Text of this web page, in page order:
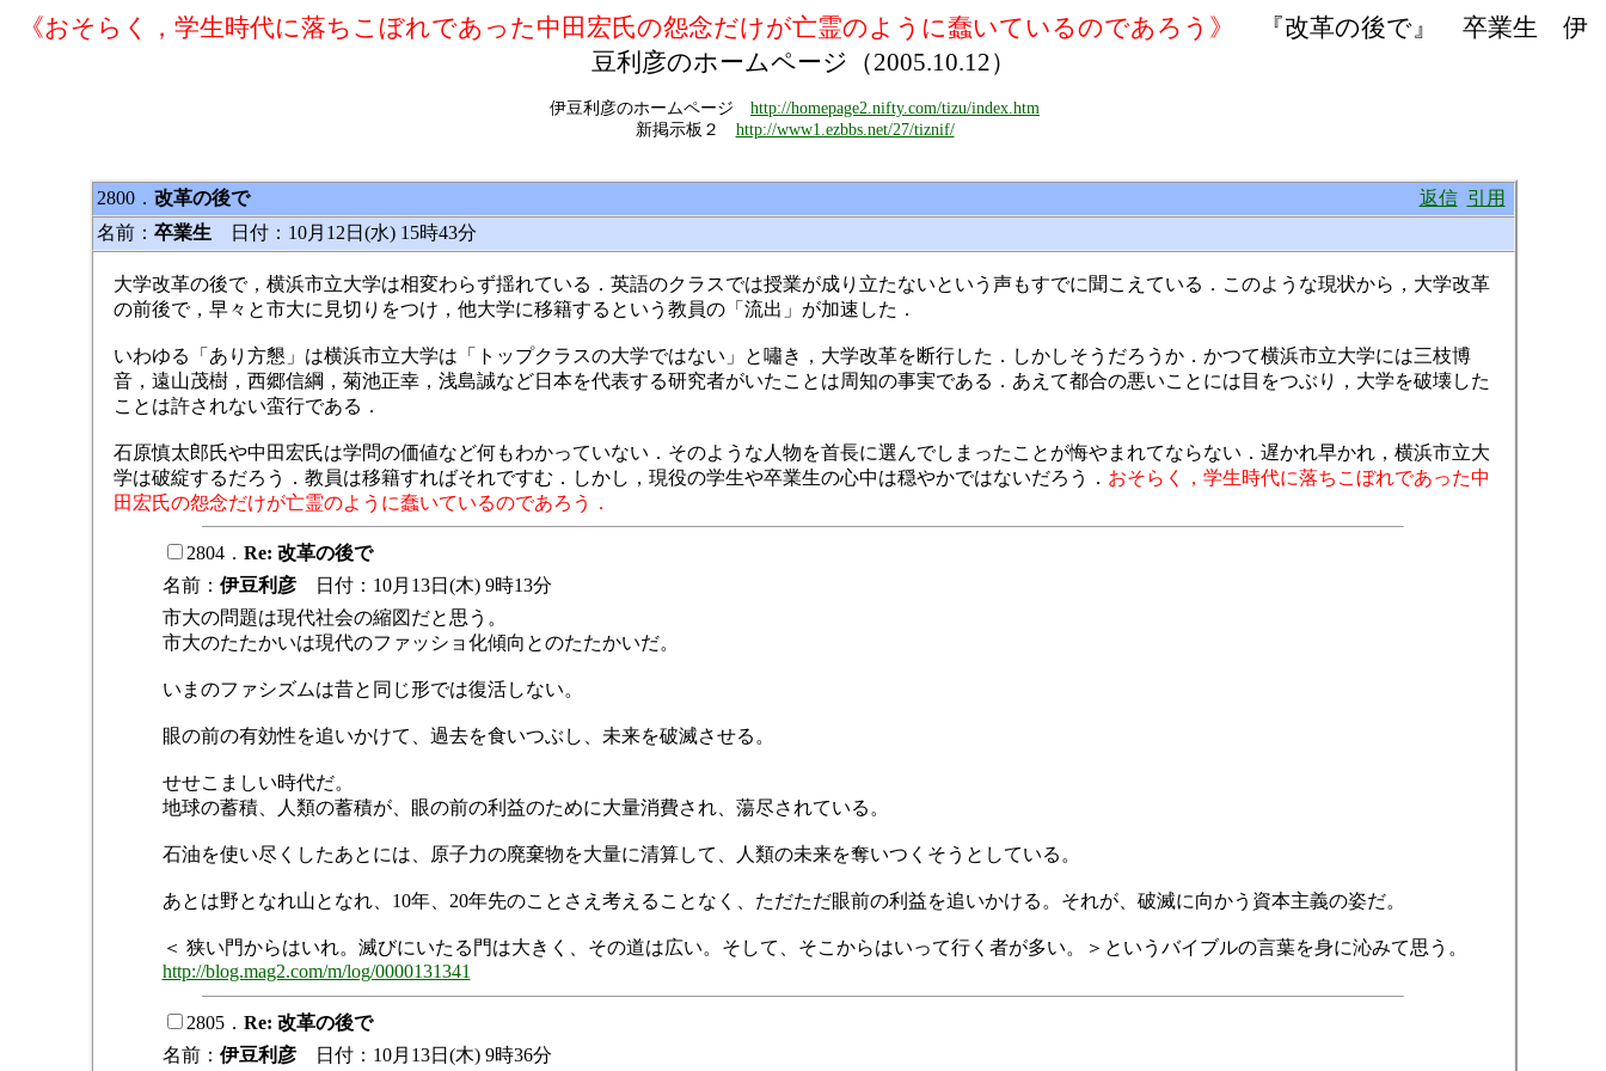
《おそらく，学生時代に落ちこぼれであった中田宏氏の怨念だけが亡霊のように蠢いているのであろう》
『改革の後で』 卒業生 伊
豆利彦のホームページ（2005.10.12）
伊豆利彦のホームページ http://homepage2.nifty.com/tizu/index.htm
新掲示板２ http://www1.ezbbs.net/27/tiznif/
2800． 改革の後で 返信 引用
名前： 卒業生 日付：10月12日(水) 15時43分
大学改革の後で，横浜市立大学は相変わらず揺れている．英語のクラスでは授業が成り立たないという声もすでに聞こえている．このような現状から，大学改革
の前後で，早々と市大に見切りをつけ，他大学に移籍するという教員の「流出」が加速した．
いわゆる「あり方懇」は横浜市立大学は「トップクラスの大学ではない」と嘯き，大学改革を断行した．しかしそうだろうか．かつて横浜市立大学には三枝博
音，遠山茂樹，西郷信綱，菊池正幸，浅島誠など日本を代表する研究者がいたことは周知の事実である．あえて都合の悪いことには目をつぶり，大学を破壊した
ことは許されない蛮行である．
石原慎太郎氏や中田宏氏は学問の価値など何もわかっていない．そのような人物を首長に選んでしまったことが悔やまれてならない．遅かれ早かれ，横浜市立大
学は破綻するだろう．教員は移籍すればそれですむ．しかし，現役の学生や卒業生の心中は穏やかではないだろう． おそらく，学生時代に落ちこぼれであった中
田宏氏の怨念だけが亡霊のように蠢いているのであろう．
2804． Re: 改革の後で
名前： 伊豆利彦日付：10月13日(木) 9時13分
市大の問題は現代社会の縮図だと思う。
市大のたたかいは現代のファッショ化傾向とのたたかいだ。
いまのファシズムは昔と同じ形では復活しない。
眼の前の有効性を追いかけて、過去を食いつぶし、未来を破滅させる。
せせこましい時代だ。
地球の蓄積、人類の蓄積が、眼の前の利益のために大量消費され、蕩尽されている。
石油を使い尽くしたあとには、原子力の廃棄物を大量に清算して、人類の未来を奪いつくそうとしている。
あとは野となれ山となれ、10年、20年先のことさえ考えることなく、ただただ眼前の利益を追いかける。それが、破滅に向かう資本主義の姿だ。
＜ 狭い門からはいれ。滅びにいたる門は大きく、その道は広い。そして、そこからはいって行く者が多い。＞というバイブルの言葉を身に沁みて思う。
http://blog.mag2.com/m/log/0000131341
2805． Re: 改革の後で
名前： 伊豆利彦日付：10月13日(木) 9時36分